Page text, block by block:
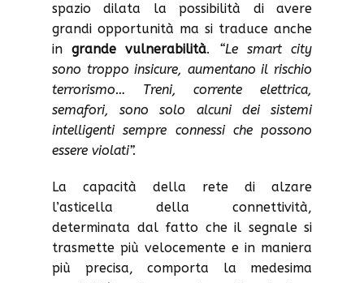
spazio dilata la possibilità di avere
grandi opportunità ma si traduce anche
ingrande vulnerabilità. “Le smart city
sono troppo insicure, aumentano il rischio
terrorismo… Treni, corrente elettrica,
semafori, sono solo alcuni dei sistemi
intelligenti sempre connessi che possono
essere violati”.
La capacità della rete di alzare
l’asticella della connettività,
determinata dal fatto che il segnale si
trasmette più velocemente e in maniera
più precisa, comporta la medesima